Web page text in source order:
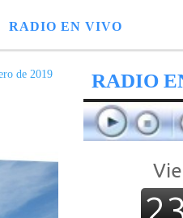
RADIO EN VIVO
de 2019 RADIO